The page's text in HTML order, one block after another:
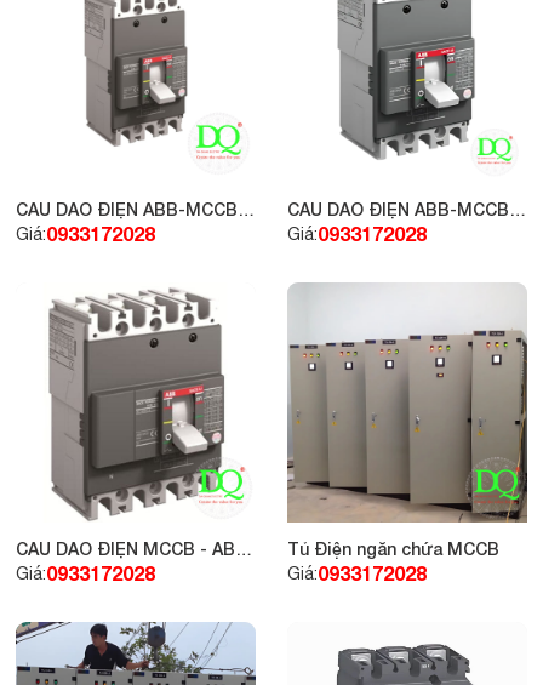
CẦU DAO ĐIỆN ABB-MCCB
3P 20A 10kA, loại A1A
Giá:0933172028
CẦU DAO ĐIỆN ABB-MCCB
3P 32A 10kA, loại A1A
Giá:0933172028
CẦU DAO ĐIỆN MCCB - ABB
4P 20A 10kA, loại A1A
Giá:0933172028
Tủ Điện ngăn chứa MCCB
Giá:0933172028